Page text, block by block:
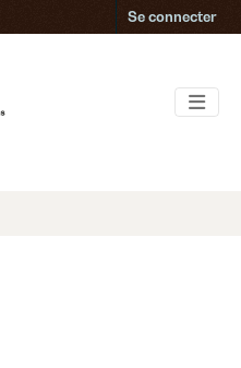
Se connecter